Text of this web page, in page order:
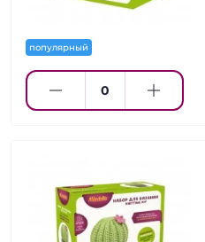
популярный